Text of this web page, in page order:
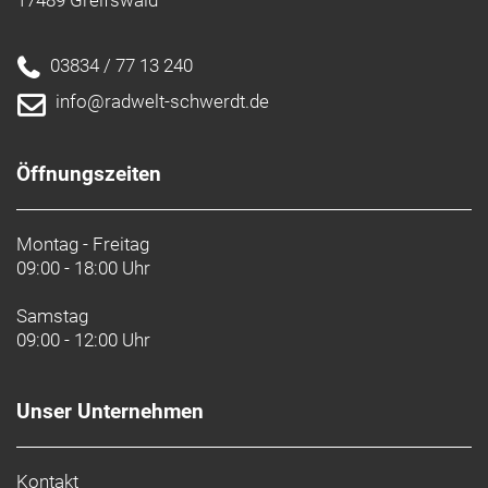
Rahmengröße: L
Rahmenmaterial: Aluminium
Gangschaltung: Shimano Nexus, 8fach
Getriebenabe
Anzahl Gänge: 1
Hinterradbremse: Hydraulische Scheibenbremse
Shimano MT200
Shimano RT10, Center Lock-Scheibenaufnahme,
03834 / 77 13 240
info@radwelt-schwerdt.de
Öffnungszeiten
Montag - Freitag
09:00 - 18:00 Uhr
Samstag
09:00 - 12:00 Uhr
Unser Unternehmen
Kontakt